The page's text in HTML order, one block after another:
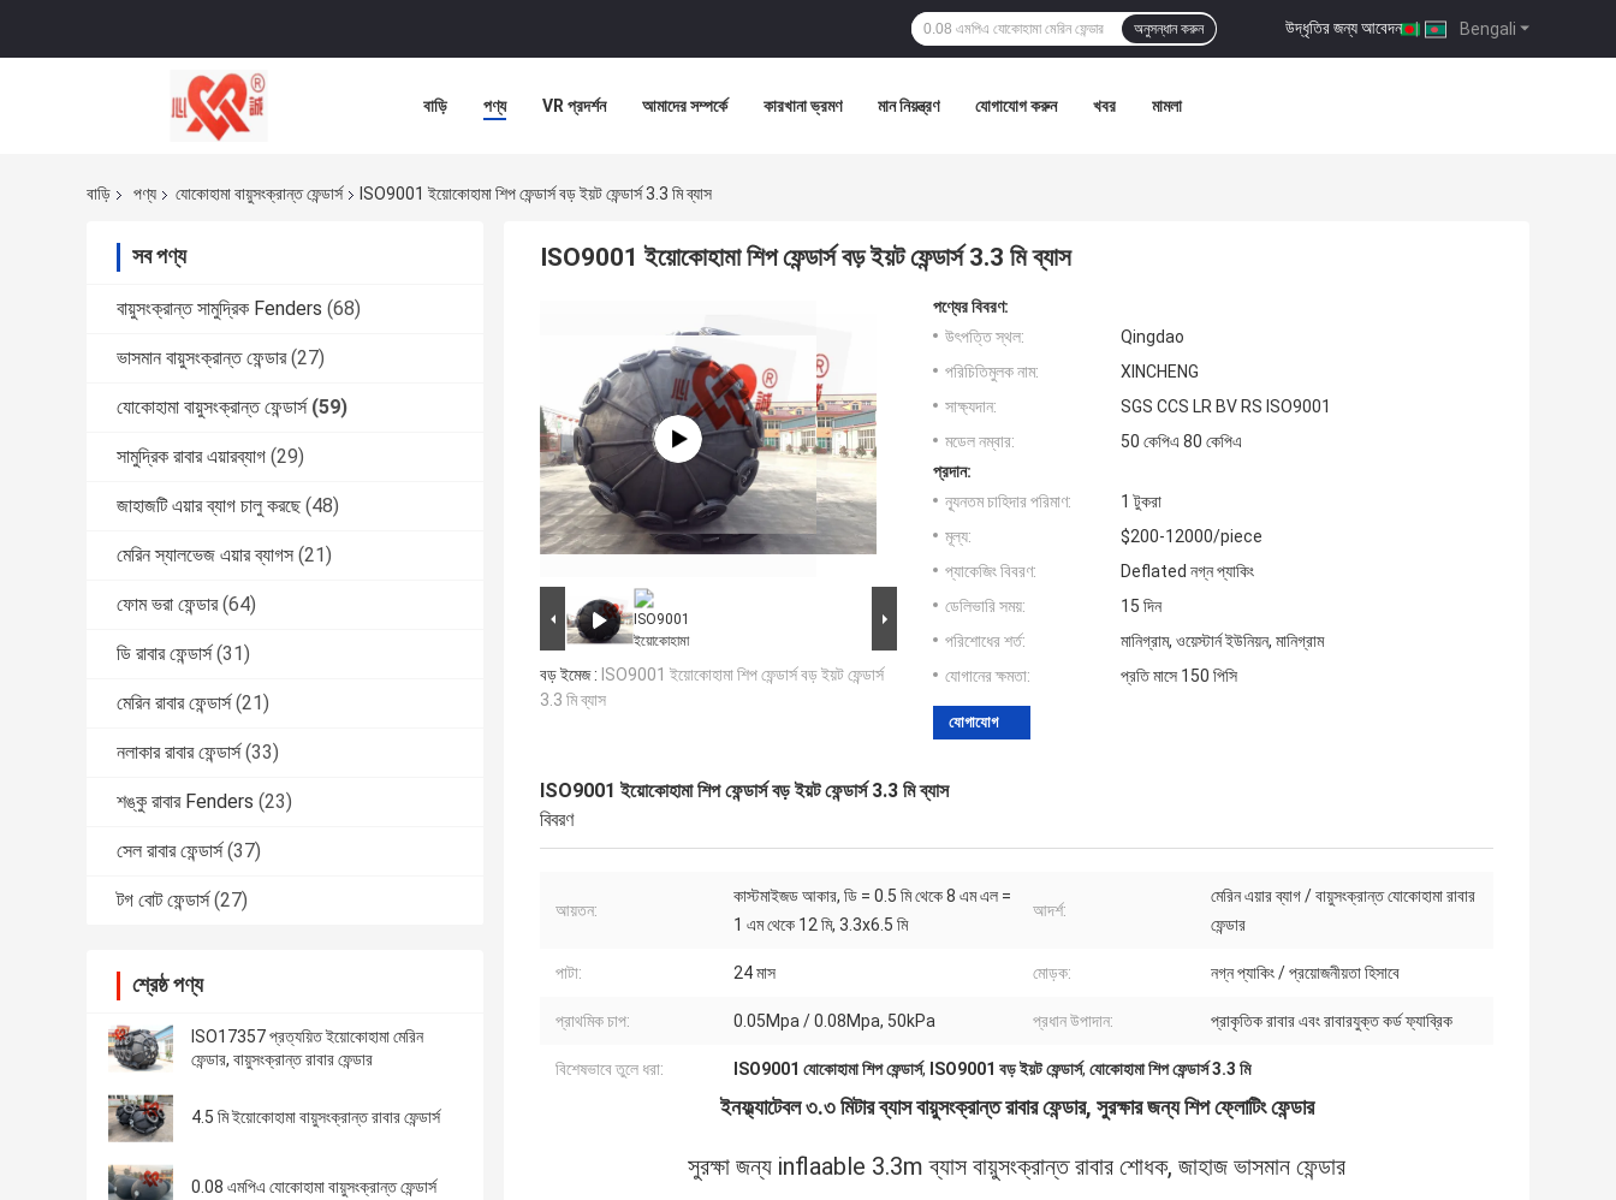
Bengali
উদ্ধৃতির জন্য আবেদন |
অনুসন্ধান করুন
বাড়ি পণ্য VR প্রদর্শন আমাদের সম্পর্কে কারখানা ভ্রমণ মান নিয়ন্ত্রণ যোগাযোগ করুন খবর মামলা
বাড়ি পণ্য যোকোহামা বায়ুসংক্রান্ত ফেন্ডার্স ISO9001 ইয়োকোহামা শিপ ফেন্ডার্স বড় ইয়ট ফেন্ডার্স 3.3 মি ব্যাস
সব পণ্য
বায়ুসংক্রান্ত সামুদ্রিক Fenders (68)
ভাসমান বায়ুসংক্রান্ত ফেন্ডার (27)
যোকোহামা বায়ুসংক্রান্ত ফেন্ডার্স (59)
সামুদ্রিক রাবার এয়ারব্যাগ (29)
জাহাজটি এয়ার ব্যাগ চালু করছে (48)
মেরিন স্যালভেজ এয়ার ব্যাগস (21)
ফোম ভরা ফেন্ডার (64)
ডি রাবার ফেন্ডার্স (31)
মেরিন রাবার ফেন্ডার্স (21)
নলাকার রাবার ফেন্ডার্স (33)
শঙ্কু রাবার Fenders (23)
সেল রাবার ফেন্ডার্স (37)
টগ বোট ফেন্ডার্স (27)
শ্রেষ্ঠ পণ্য
ISO17357 প্রত্যয়িত ইয়োকোহামা মেরিন
ফেন্ডার, বায়ুসংক্রান্ত রাবার ফেন্ডার
4.5 মি ইয়োকোহামা বায়ুসংক্রান্ত রাবার ফেন্ডার্স
0.08 এমপিএ যোকোহামা বায়ুসংক্রান্ত ফেন্ডার্স
ISO9001 ইয়োকোহামা শিপ ফেন্ডার্স বড় ইয়ট ফেন্ডার্স 3.3 মি ব্যাস
বড় ইমেজ : ISO9001 ইয়োকোহামা শিপ ফেন্ডার্স বড় ইয়ট ফেন্ডার্স
3.3 মি ব্যাস
পণ্যের বিবরণ:
উৎপত্তি স্থল:
Qingdao
পরিচিতিমুলক নাম:
XINCHENG
সাক্ষ্যদান:
SGS CCS LR BV RS ISO9001
মডেল নম্বার:
50 কেপিএ 80 কেপিএ
প্রদান:
ন্যূনতম চাহিদার পরিমাণ:
1 টুকরা
মূল্য:
$200-12000/piece
প্যাকেজিং বিবরণ:
Deflated নগ্ন প্যাকিং
ডেলিভারি সময়:
15 দিন
পরিশোধের শর্ত:
মানিগ্রাম, ওয়েস্টার্ন ইউনিয়ন, মানিগ্রাম
যোগানের ক্ষমতা:
প্রতি মাসে 150 পিসি
যোগাযোগ
ISO9001 ইয়োকোহামা শিপ ফেন্ডার্স বড় ইয়ট ফেন্ডার্স 3.3 মি ব্যাস
বিবরণ
আয়তন:
কাস্টমাইজড আকার, ডি = 0.5 মি থেকে 8 এম এল =
1 এম থেকে 12 মি, 3.3x6.5 মি
আদর্শ:
মেরিন এয়ার ব্যাগ / বায়ুসংক্রান্ত যোকোহামা রাবার
ফেন্ডার
পাটা: 24 মাস মোড়ক: নগ্ন প্যাকিং / প্রয়োজনীয়তা হিসাবে
প্রাথমিক চাপ: 0.05Mpa / 0.08Mpa, 50kPa প্রধান উপাদান: প্রাকৃতিক রাবার এবং রাবারযুক্ত কর্ড ফ্যাব্রিক
বিশেষভাবে তুলে ধরা: ISO9001 যোকোহামা শিপ ফেন্ডার্স, ISO9001 বড় ইয়ট ফেন্ডার্স, যোকোহামা শিপ ফেন্ডার্স 3.3 মি
ইনফ্ল্যাটেবল ৩.৩ মিটার ব্যাস বায়ুসংক্রান্ত রাবার ফেন্ডার, সুরক্ষার জন্য শিপ ফ্লোটিং ফেন্ডার
সুরক্ষা জন্য inflaable 3.3m ব্যাস বায়ুসংক্রান্ত রাবার শোধক, জাহাজ ভাসমান ফেন্ডার